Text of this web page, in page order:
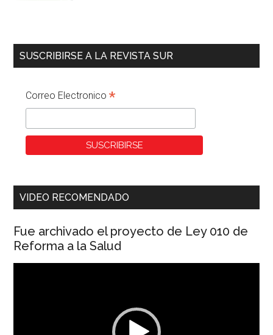
SUSCRIBIRSE A LA REVISTA SUR
Correo Electronico*
VIDEO RECOMENDADO
Fue archivado el proyecto de Ley 010 de
Reforma a la Salud